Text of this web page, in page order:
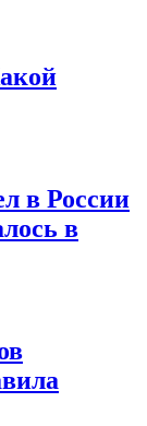
в России
в